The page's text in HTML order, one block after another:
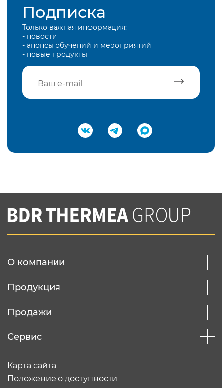
Подписка
Только важная информация:
- новости
- анонсы обучений и мероприятий
- новые продукты
Подтвердить e-mail
Вы соглашаетесь с нашей политикой
конфеденциальности
О компании
Продукция
Продажи
Сервис
Карта сайта
Положение о доступности